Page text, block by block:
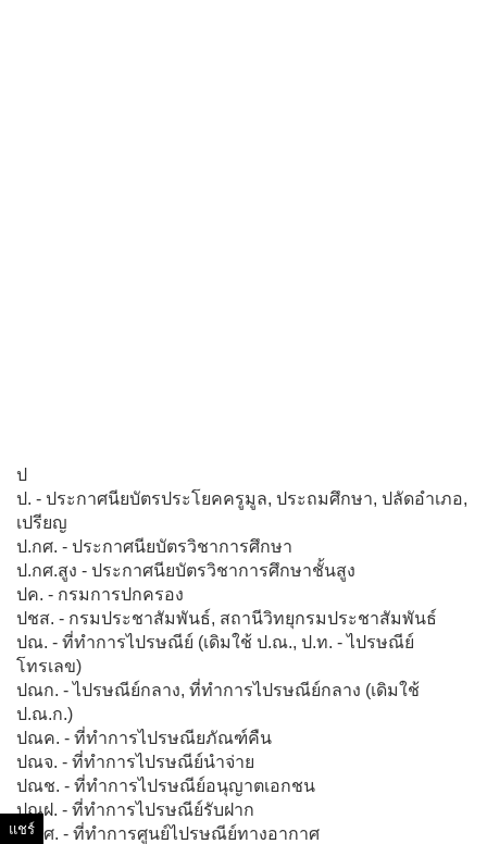
ป
ป. - ประกาศนียบัตรประโยคครูมูล, ประถมศึกษา, ปลัดอำเภอ,
เปรียญ
ป.กศ. - ประกาศนียบัตรวิชาการศึกษา
ป.กศ.สูง - ประกาศนียบัตรวิชาการศึกษาชั้นสูง
ปค. - กรมการปกครอง
ปชส. - กรมประชาสัมพันธ์, สถานีวิทยุกรมประชาสัมพันธ์
ปณ. - ที่ทำการไปรษณีย์ (เดิมใช้ ป.ณ., ป.ท. - ไปรษณีย์
โทรเลข)
ปณก. - ไปรษณีย์กลาง, ที่ทำการไปรษณีย์กลาง (เดิมใช้
ป.ณ.ก.)
ปณค. - ที่ทำการไปรษณียภัณฑ์คืน
ปณจ. - ที่ทำการไปรษณีย์นำจ่าย
ปณช. - ที่ทำการไปรษณีย์อนุญาตเอกชน
ปณฝ. - ที่ทำการไปรษณีย์รับฝาก
ปณศ. - ที่ทำการศูนย์ไปรษณีย์ทางอากาศ
แชร์